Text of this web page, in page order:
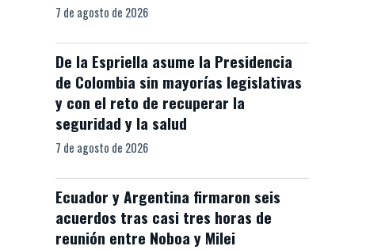
7 de agosto de 2026
De la Espriella asume la Presidencia
de Colombia sin mayorías legislativas
y con el reto de recuperar la
seguridad y la salud
7 de agosto de 2026
Ecuador y Argentina firmaron seis
acuerdos tras casi tres horas de
reunión entre Noboa y Milei